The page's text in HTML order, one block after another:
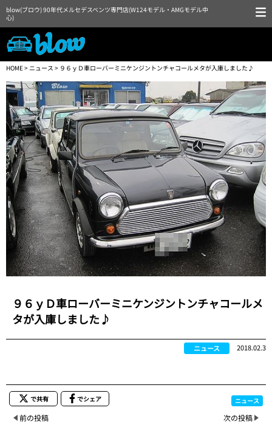
blow(ブロウ) 90年代メルセデスベンツ専門店(W124モデル・AMGモデル中
心)
HOME> ニュース > ９６ｙＤ車ローバーミニケンジントンチャコールメタが入庫しました♪
９６ｙＤ車ローバーミニケンジントンチャコールメ
タが入庫しました♪
ニュース 2018.02.3
で共有 でシェア ニュース
前の投稿 次の投稿